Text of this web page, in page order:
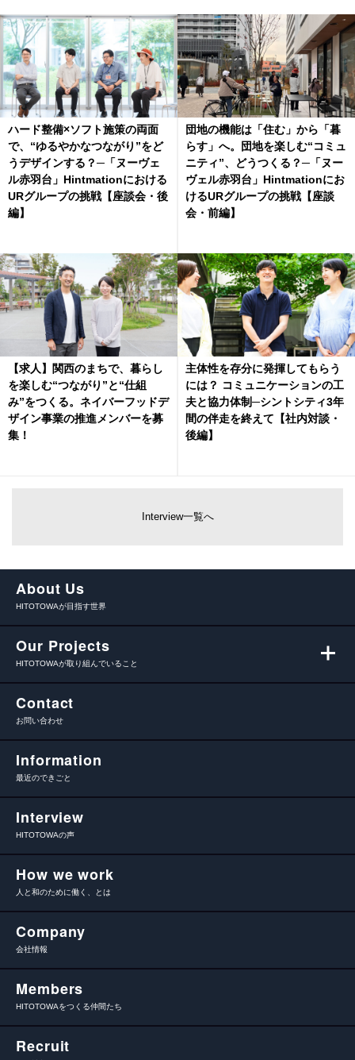
ハード整備×ソフト施策の両面
で、“ゆるやかなつながり”をど
うデザインする？─「ヌーヴェ
ル赤羽台」Hintmationにおける
URグループの挑戦【座談会・後
編】
団地の機能は「住む」から「暮
らす」へ。団地を楽しむ“コミュ
ニティ”、どうつくる？─「ヌー
ヴェル赤羽台」Hintmationにお
けるURグループの挑戦【座談
会・前編】
【求人】関西のまちで、暮らし
を楽しむ“つながり”と“仕組
み”をつくる。ネイバーフッドデ
ザイン事業の推進メンバーを募
集！
主体性を存分に発揮してもらう
には？ コミュニケーションの工
夫と協力体制─シントシティ3年
間の伴走を終えて【社内対談・
後編】
Interview一覧へ
About Us
HITOTOWAが目指す世界
Our Projects
HITOTOWAが取り組んでいること
Contact
お問い合わせ
Information
最近のできごと
Interview
HITOTOWAの声
How we work
人と和のために働く、とは
Company
会社情報
Members
HITOTOWAをつくる仲間たち
Recruit